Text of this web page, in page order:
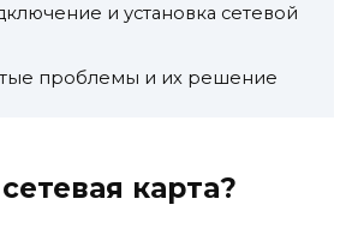
и установка сетевой
проблемы и их решение
карта?